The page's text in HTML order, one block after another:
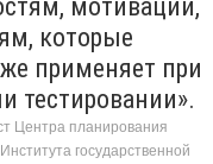
мотивации,
которые
применяет при
тестировании».
Центра планирования
государственной